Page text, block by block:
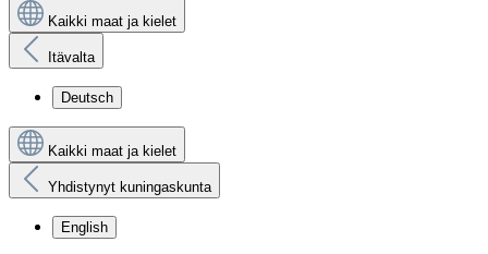
Kaikki maat ja kielet
Itävalta
Deutsch
Kaikki maat ja kielet
Yhdistynyt kuningaskunta
English